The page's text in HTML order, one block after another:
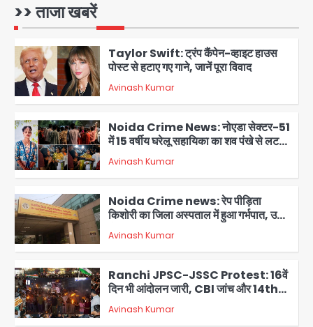
>> ताजा खबरें
1
2
Taylor Swift: ट्रंप कैंपेन-व्हाइट हाउस
पोस्ट से हटाए गए गाने, जानें पूरा विवाद
Avinash Kumar
3
Noida Crime News: नोएडा सेक्टर-51
में 15 वर्षीय घरेलू सहायिका का शव पंखे से लटका
मिला
Avinash Kumar
4
Noida Crime news: रेप पीड़िता
किशोरी का जिला अस्पताल में हुआ गर्भपात, उधर
सेक्टर-49 में महिला को मिली ब्लास्ट की धमकी
Avinash Kumar
5
Ranchi JPSC-JSSC Protest: 16वें
दिन भी आंदोलन जारी, CBI जांच और 14th
Exam रद्द करने की मांग
Avinash Kumar